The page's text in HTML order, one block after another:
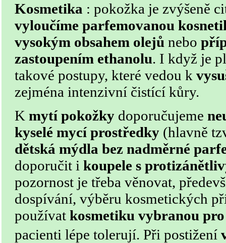
Kosmetika : pokožka je zvýšeně
vyloučíme parfemovanou
vysokým obsahem olejů nebo
zastoupením ethanolu. I když je
takové postupy, které vedou k
zejména intenzivní čistící kůry.
K mytí pokožky doporučujeme
kyselé mycí prostředky (hlavně
dětská mýdla bez nadměrné
doporučit i koupele s
pozornost je třeba věnovat,
dospívání, výběru kosmetických
používat kosmetiku vybranou
pacienti lépe tolerují. Při postižení